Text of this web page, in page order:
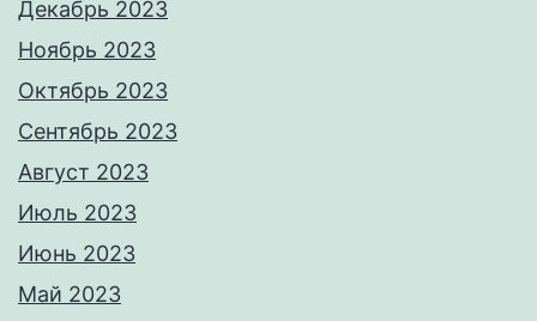
Декабрь 2023
Ноябрь 2023
Октябрь 2023
Сентябрь 2023
Август 2023
Июль 2023
Июнь 2023
Май 2023